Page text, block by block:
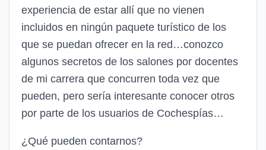
experiencia de estar allí que no vienen
incluidos en ningún paquete turístico de los
que se puedan ofrecer en la red…conozco
algunos secretos de los salones por docentes
de mi carrera que concurren toda vez que
pueden, pero sería interesante conocer otros
por parte de los usuarios de Cochespías…
¿Qué pueden contarnos?